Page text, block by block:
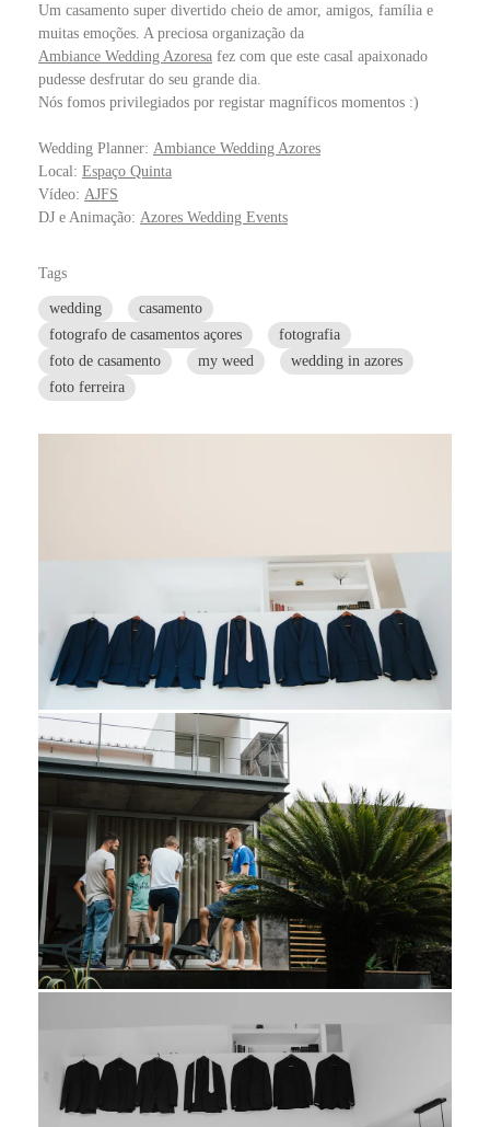
Um casamento super divertido cheio de amor, amigos, família e
muitas emoções. A preciosa organização da
Ambiance Wedding Azoresa fez com que este casal apaixonado
pudesse desfrutar do seu grande dia.
Nós fomos privilegiados por registar magníficos momentos :)
Wedding Planner: Ambiance Wedding Azores
Local: Espaço Quinta
Vídeo: AJFS
DJ e Animação: Azores Wedding Events
Tags
wedding
casamento
fotografo de casamentos açores
fotografia
foto de casamento
my weed
wedding in azores
foto ferreira